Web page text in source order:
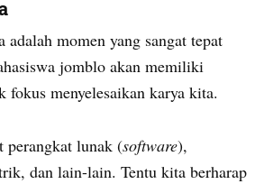
adalah momen yang sangat tepat
jomblo akan memiliki
fokus menyelesaikan karya kita.
perangkat lunak (software),
dan lain-lain. Tentu kita berharap